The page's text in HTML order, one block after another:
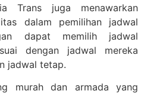
Trans juga menawarkan
dalam pemilihan jadwal
dapat memilih jadwal
dengan jadwal mereka
jadwal tetap.
murah dan armada yang